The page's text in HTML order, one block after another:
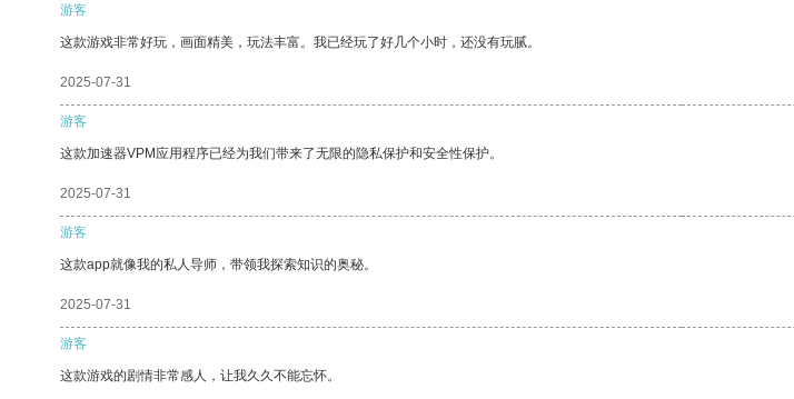
游客
这款游戏非常好玩，画面精美，玩法丰富。我已经玩了好几个小时，还没有玩腻。
2025-07-31
游客
这款加速器VPM应用程序已经为我们带来了无限的隐私保护和安全性保护。
2025-07-31
游客
这款app就像我的私人导师，带领我探索知识的奥秘。
2025-07-31
游客
这款游戏的剧情非常感人，让我久久不能忘怀。